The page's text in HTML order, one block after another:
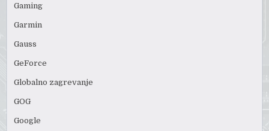
Gaming
Garmin
Gauss
GeForce
Globalno zagrevanje
GOG
Google